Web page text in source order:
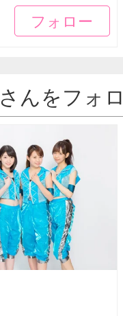
フォロー
フォロー
さんをフォ